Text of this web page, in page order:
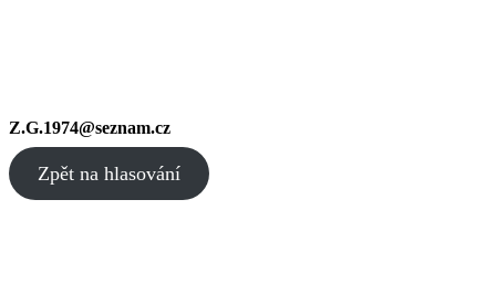
Z.G.1974@seznam.cz
Zpět na hlasování